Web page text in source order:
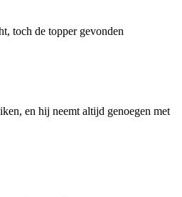
toch de topper gevonden
en hij neemt altijd genoegen met